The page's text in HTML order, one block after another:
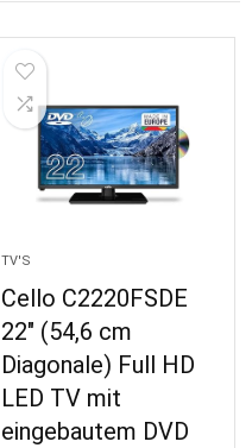
TV'S
Cello C2220FSDE
22″ (54,6 cm
Diagonale) Full HD
LED TV mit
eingebautem DVD